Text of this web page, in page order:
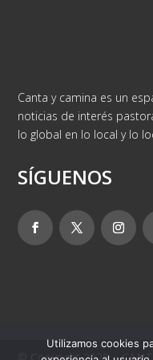
Canta y camina es un
noticias de interés
lo global en lo local y lo
SÍGUENOS
Utilizamos cookies